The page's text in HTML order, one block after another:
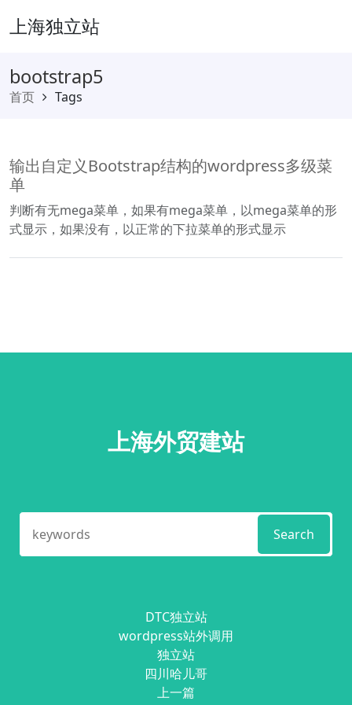
上海独立站
bootstrap5
首页 Tags
输出自定义Bootstrap结构的wordpress多级菜
单
判断有无mega菜单，如果有mega菜单，以mega菜单的形
式显示，如果没有，以正常的下拉菜单的形式显示
上海外贸建站
Search
DTC独立站
wordpress站外调用
独立站
四川哈儿哥
上一篇